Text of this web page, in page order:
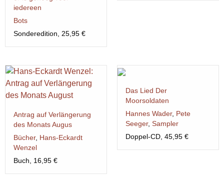
iedereen
Bots
Sonderedition, 25,95 €
Antrag auf Verlängerung
des Monats Augus
Bücher, Hans-Eckardt
Wenzel
Buch, 16,95 €
Das Lied Der
Moorsoldaten
Hannes Wader, Pete
Seeger, Sampler
Doppel-CD, 45,95 €